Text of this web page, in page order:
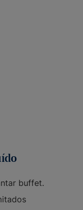
buffet.